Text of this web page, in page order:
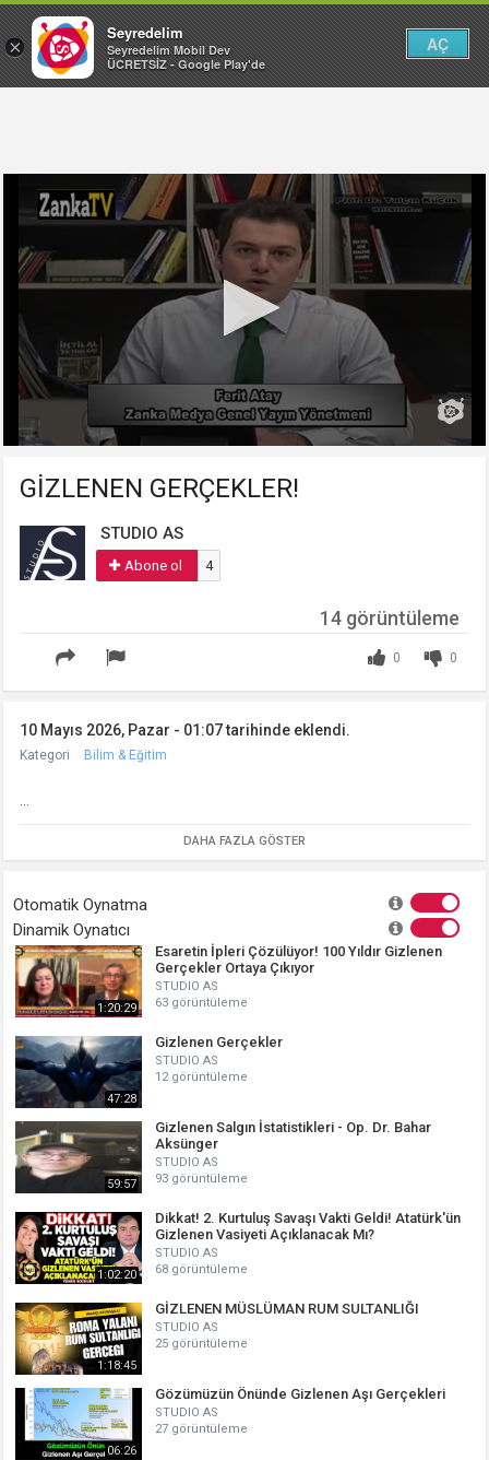
GİZLENEN GERÇEKLER!
STUDIO AS
Abone ol 4
0
0
14 görüntüleme
10 Mayıs 2026, Pazar - 01:07 tarihinde eklendi.
Kategori Bilim & Eğitim
...
DAHA FAZLA GÖSTER
Otomatik Oynatma
Dinamik Oynatıcı
1:20:29
Esaretin İpleri Çözülüyor! 100 Yıldır Gizlenen
Gerçekler Ortaya Çıkıyor
STUDIO AS
63 görüntüleme
47:28
Gizlenen Gerçekler
STUDIO AS
12 görüntüleme
59:57
Gizlenen Salgın İstatistikleri - Op. Dr. Bahar
Aksünger
STUDIO AS
93 görüntüleme
1:02:20
Dikkat! 2. Kurtuluş Savaşı Vakti Geldi! Atatürk'ün
Gizlenen Vasiyeti Açıklanacak Mı?
STUDIO AS
68 görüntüleme
1:18:45
GİZLENEN MÜSLÜMAN RUM SULTANLIĞI
STUDIO AS
25 görüntüleme
06:26
Gözümüzün Önünde Gizlenen Aşı Gerçekleri
STUDIO AS
27 görüntüleme
×
Seyredelim
Seyredelim Mobil Dev
ÜCRETSİZ - Google Play'de
AÇ